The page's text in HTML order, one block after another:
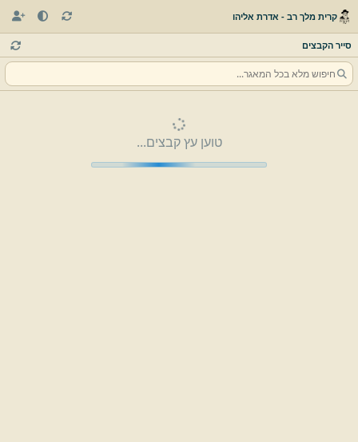
קרית מלך רב - אדרת אליהו
סייר הקבצים
טוען עץ קבצים...